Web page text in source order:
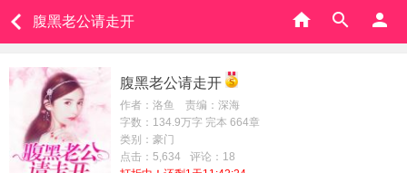
腹黑老公请走开
腹黑老公请走开
作者：洛鱼 责编：深海
字数：134.9万字 完本 664章
类别：豪门
点击：5,634
评论：18